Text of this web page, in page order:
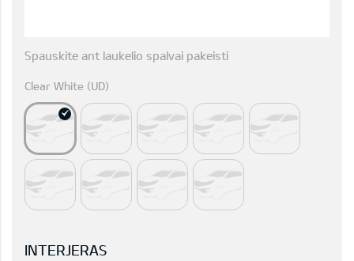
Spauskite ant laukelio spalvai pakeisti
Clear White (UD)
INTERJERAS